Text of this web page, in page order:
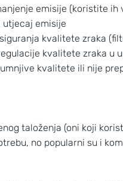
emisije (koristite ih
emisije
kvalitete zraka
kvalitete zraka u
kvalitete ili nije
taloženja (oni koji
no popularni su i